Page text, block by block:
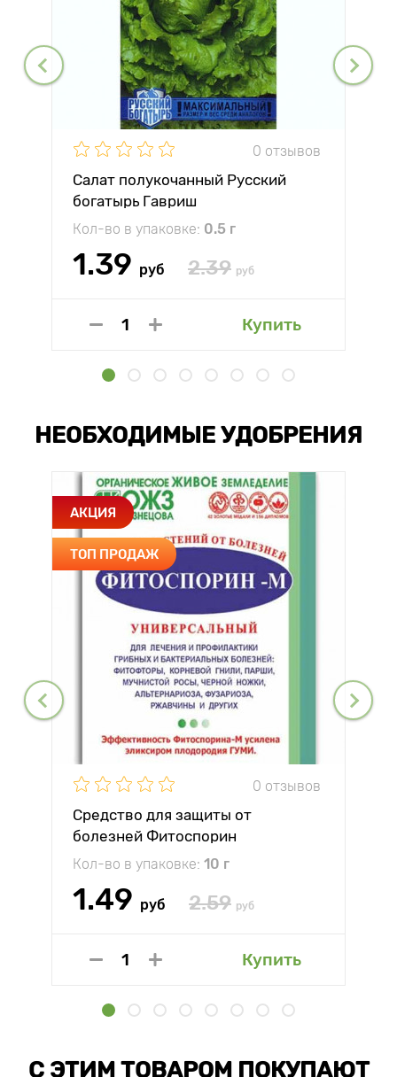
0 отзывов
Салат полукочанный Русский
богатырь Гавриш
Кол-во в упаковке: 0.5 г
1.39 руб 2.39 руб
Купить
НЕОБХОДИМЫЕ УДОБРЕНИЯ
АКЦИЯ
ТОП ПРОДАЖ
0 отзывов
Средство для защиты от
болезней Фитоспорин
Кол-во в упаковке: 10 г
1.49 руб 2.59 руб
Купить
С ЭТИМ ТОВАРОМ ПОКУПАЮТ